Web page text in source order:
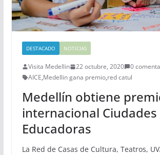
DESTACADO NOTICIAS
Visita Medellin 22 octubre, 2020
0
AICE,Medellin gana premio,red catul
Medellín obtiene
internacional Ciudades
Educadoras
La Red de Casas de Cultura, Teatros,